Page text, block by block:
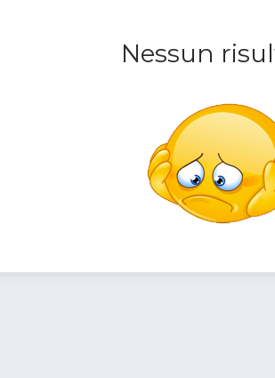
Nessun